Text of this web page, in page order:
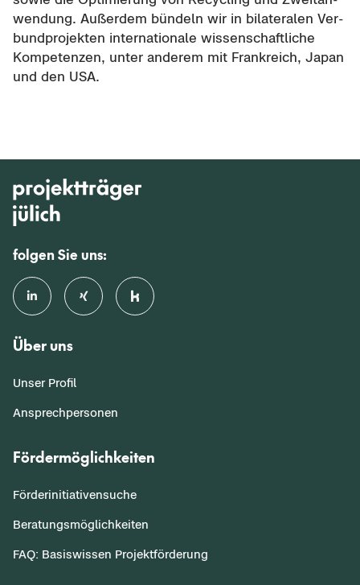
wen­dung. Au­ßer­dem bün­deln wir in bi­la­te­ra­len Ver­
bund­pro­jek­ten in­ter­na­tio­na­le wis­sen­schaft­li­che
Kom­pe­ten­zen, unter an­de­rem mit Frank­reich, Japan
und den USA.
folgen Sie uns:
Über uns
Unser Profil
Ansprechpersonen
Fördermöglichkeiten
Förderinitiativensuche
Beratungsmöglichkeiten
FAQ: Basiswissen Projektförderung